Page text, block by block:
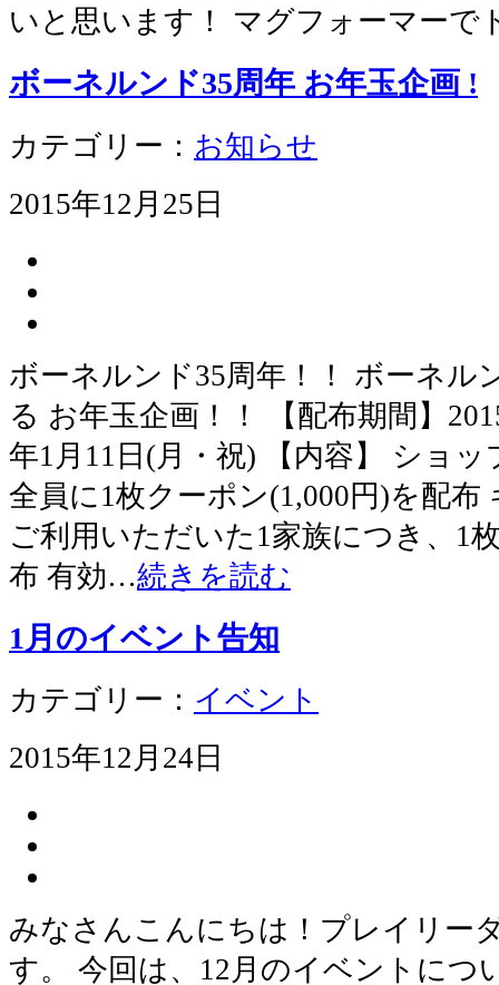
いと思います！ マグフォーマー
ボーネルンド35周年 お年玉企画 !
カテゴリー： お知らせ
2015年12月25日
ボーネルンド35周年！！ ボーネル
る お年玉企画！！ 【配布期間】
年1月11日(月・祝) 【内容】 ショ
全員に1枚クーポン(1,000円)を配
ご利用いただいた1家族につき、1
布 有効…続きを読む
1月のイベント告知
カテゴリー： イベント
2015年12月24日
みなさんこんにちは！プレイリー
す。 今回は、12月のイベントにつ